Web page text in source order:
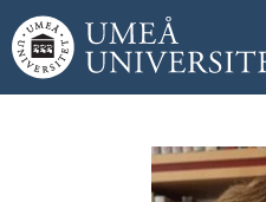
Hoppa direkt till innehållet